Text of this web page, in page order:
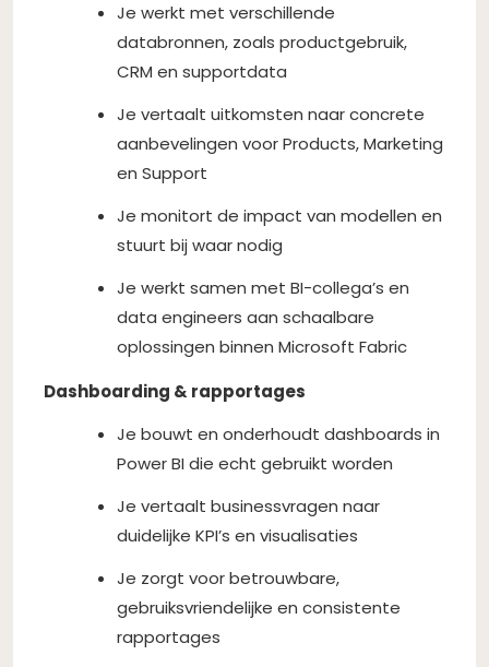
Je werkt met verschillende
databronnen, zoals productgebruik,
CRM en supportdata
Je vertaalt uitkomsten naar concrete
aanbevelingen voor Products, Marketing
en Support
Je monitort de impact van modellen en
stuurt bij waar nodig
Je werkt samen met BI-collega’s en
data engineers aan schaalbare
oplossingen binnen Microsoft Fabric
Dashboarding & rapportages
Je bouwt en onderhoudt dashboards in
Power BI die echt gebruikt worden
Je vertaalt businessvragen naar
duidelijke KPI’s en visualisaties
Je zorgt voor betrouwbare,
gebruiksvriendelijke en consistente
rapportages